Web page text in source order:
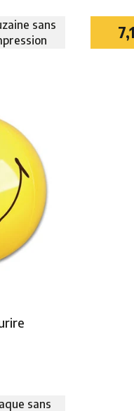
sans
sans